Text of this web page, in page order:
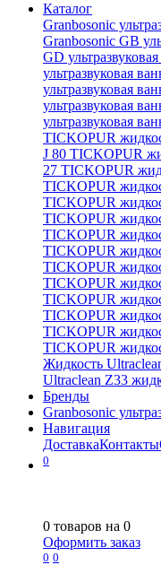
Каталог
Granbosonic
Granbosonic GB
GD
ультразвуковая
ультразвуковая
ультразвуковая
ультразвуковая
TICKOPUR
J 80 TICKOPUR
27 TICKOPUR
TICKOPUR
TICKOPUR
TICKOPUR
TICKOPUR
TICKOPUR
TICKOPUR
TICKOPUR
TICKOPUR
TICKOPUR
TICKOPUR
TICKOPUR
Жидкость
Ultraclean Z33
Бренды
Granbosonic
Навигация
ДоставкаКонтакты
0
0 товаров на 0
Оформить заказ
0 0